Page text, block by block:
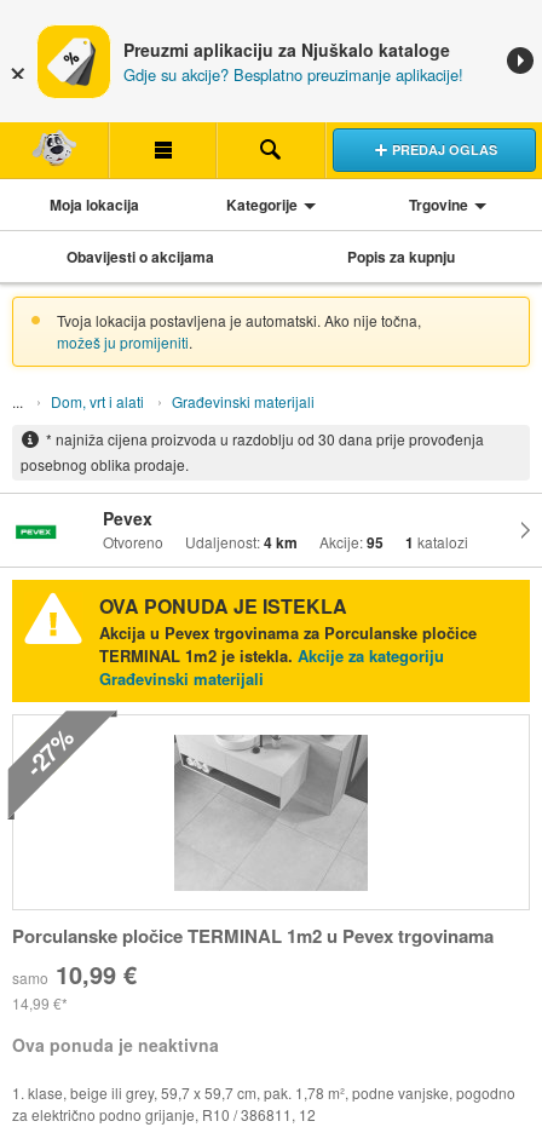
Preuzmi aplikaciju za Njuškalo kataloge
Gdje su akcije? Besplatno preuzimanje aplikacije!
PREDAJ OGLAS
Moja lokacija Kategorije Trgovine
Obavijesti o akcijama Popis za kupnju
Tvoja lokacija postavljena je automatski. Ako nije točna,
možeš ju promijeniti.
Dom, vrt i alati
Građevinski materijali
* najniža cijena proizvoda u razdoblju od 30 dana prije provođenja
posebnog oblika prodaje.
Pevex
Otvoreno Udaljenost:4 km Akcije:95 1 katalozi
OVA PONUDA JE ISTEKLA
Akcija u Pevex trgovinama za Porculanske pločice
TERMINAL 1m2 je istekla. Akcije za kategoriju
Građevinski materijali
-27%
Porculanske pločice TERMINAL 1m2 u Pevex trgovinama
samo 10,99 €
14,99 €
Ova ponuda je neaktivna
1. klase, beige ili grey, 59,7 x 59,7 cm, pak. 1,78 m², podne vanjske, pogodno
za električno podno grijanje, R10 / 386811, 12